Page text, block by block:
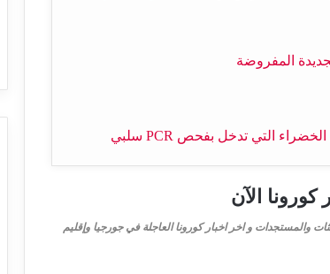
الآن
والمستجدات و اخر اخبار كورونا العاجلة في جورجيا وإقليم